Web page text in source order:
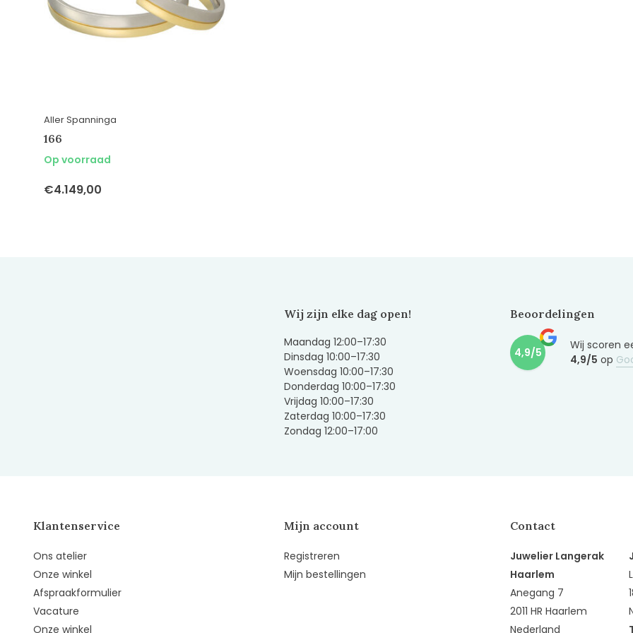
Aller Spanninga
166
Op voorraad
€4.149,00
Wij zijn elke dag open!
Maandag 12:00–17:30
Dinsdag 10:00–17:30
Woensdag 10:00–17:30
Donderdag 10:00–17:30
Vrijdag 10:00–17:30
Zaterdag 10:00–17:30
Zondag 12:00–17:00
Beoordelingen
4,9/5
Wij scoren
4,9/5 op
Klantenservice
Ons atelier
Onze winkel
Afspraakformulier
Vacature
Onze winkel
Mijn account
Registreren
Mijn bestellingen
Contact
Juwelier Langerak
Haarlem
Anegang 7
2011 HR Haarlem
Nederland